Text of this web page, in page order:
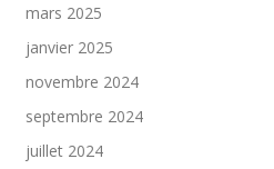
mars 2025
janvier 2025
novembre 2024
septembre 2024
juillet 2024